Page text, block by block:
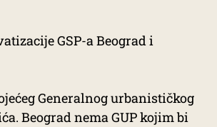
GSP-a Beograd i
Generalnog urbanističkog
Beograd nema GUP kojim bi